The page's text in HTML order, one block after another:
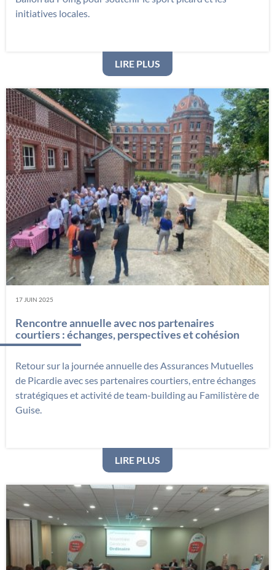
initiatives locales.
LIRE PLUS
17 JUIN 2025
Rencontre annuelle avec nos partenaires
courtiers : échanges, perspectives et cohésion
Retour sur la journée annuelle des Assurances Mutuelles
de Picardie avec ses partenaires courtiers, entre échanges
stratégiques et activité de team-building au Familistère de
Guise.
LIRE PLUS